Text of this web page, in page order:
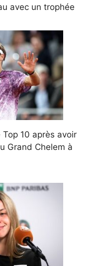
avec un trophée
10 après avoir
Grand Chelem à